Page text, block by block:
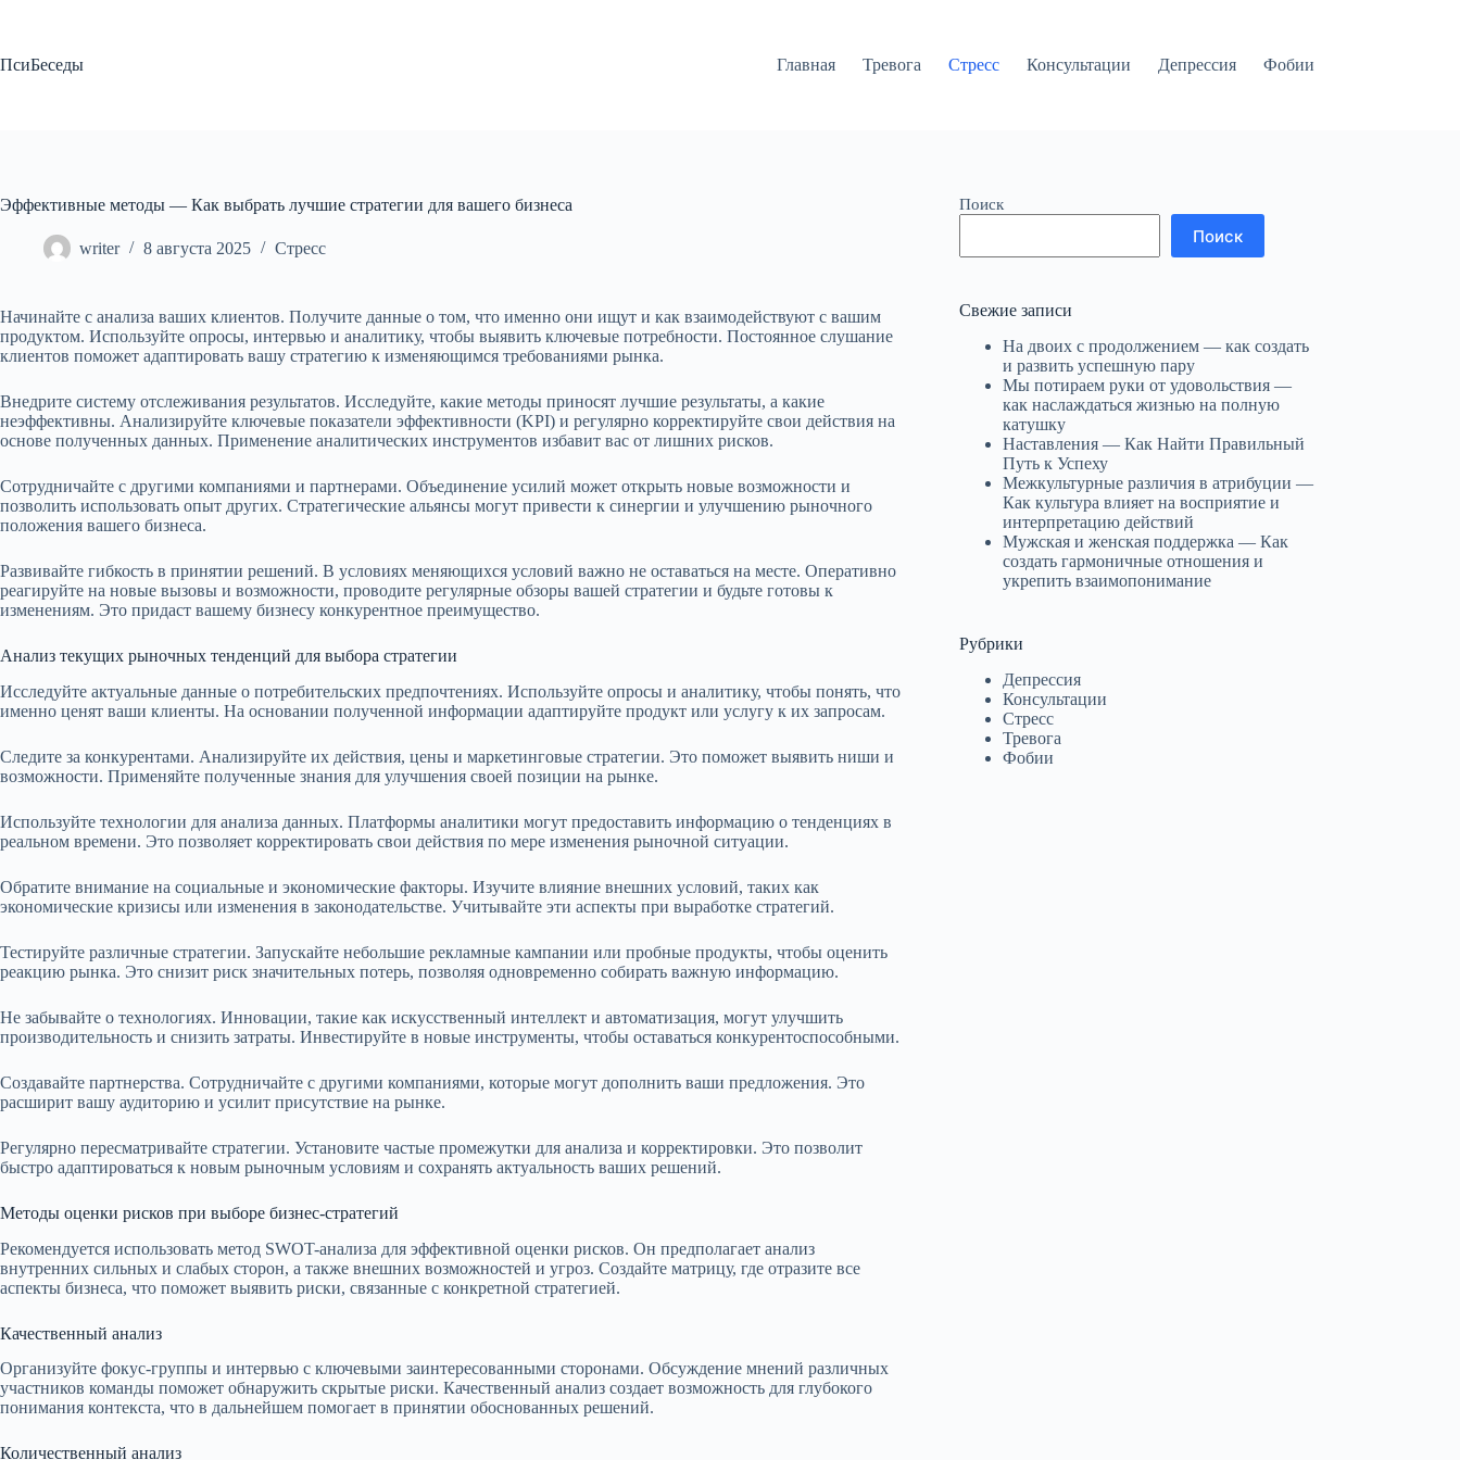
ПсиБеседы
Главная Тревога Стресс Консультации Депрессия Фобии
Эффективные методы — Как выбрать лучшие стратегии для вашего бизнеса
writer 8 августа 2025 Стресс
Начинайте с анализа ваших клиентов. Получите данные о том, что именно они ищут и как взаимодействуют с вашим
продуктом. Используйте опросы, интервью и аналитику, чтобы выявить ключевые потребности. Постоянное слушание
клиентов поможет адаптировать вашу стратегию к изменяющимся требованиями рынка.
Внедрите систему отслеживания результатов. Исследуйте, какие методы приносят лучшие результаты, а какие
неэффективны. Анализируйте ключевые показатели эффективности (KPI) и регулярно корректируйте свои действия на
основе полученных данных. Применение аналитических инструментов избавит вас от лишних рисков.
Сотрудничайте с другими компаниями и партнерами. Объединение усилий может открыть новые возможности и
позволить использовать опыт других. Стратегические альянсы могут привести к синергии и улучшению рыночного
положения вашего бизнеса.
Развивайте гибкость в принятии решений. В условиях меняющихся условий важно не оставаться на месте. Оперативно
реагируйте на новые вызовы и возможности, проводите регулярные обзоры вашей стратегии и будьте готовы к
изменениям. Это придаст вашему бизнесу конкурентное преимущество.
Анализ текущих рыночных тенденций для выбора стратегии
Исследуйте актуальные данные о потребительских предпочтениях. Используйте опросы и аналитику, чтобы понять, что
именно ценят ваши клиенты. На основании полученной информации адаптируйте продукт или услугу к их запросам.
Следите за конкурентами. Анализируйте их действия, цены и маркетинговые стратегии. Это поможет выявить ниши и
возможности. Применяйте полученные знания для улучшения своей позиции на рынке.
Используйте технологии для анализа данных. Платформы аналитики могут предоставить информацию о тенденциях в
реальном времени. Это позволяет корректировать свои действия по мере изменения рыночной ситуации.
Обратите внимание на социальные и экономические факторы. Изучите влияние внешних условий, таких как
экономические кризисы или изменения в законодательстве. Учитывайте эти аспекты при выработке стратегий.
Тестируйте различные стратегии. Запускайте небольшие рекламные кампании или пробные продукты, чтобы оценить
реакцию рынка. Это снизит риск значительных потерь, позволяя одновременно собирать важную информацию.
Не забывайте о технологиях. Инновации, такие как искусственный интеллект и автоматизация, могут улучшить
производительность и снизить затраты. Инвестируйте в новые инструменты, чтобы оставаться конкурентоспособными.
Создавайте партнерства. Сотрудничайте с другими компаниями, которые могут дополнить ваши предложения. Это
расширит вашу аудиторию и усилит присутствие на рынке.
Регулярно пересматривайте стратегии. Установите частые промежутки для анализа и корректировки. Это позволит
быстро адаптироваться к новым рыночным условиям и сохранять актуальность ваших решений.
Методы оценки рисков при выборе бизнес-стратегий
Рекомендуется использовать метод SWOT-анализа для эффективной оценки рисков. Он предполагает анализ
внутренних сильных и слабых сторон, а также внешних возможностей и угроз. Создайте матрицу, где отразите все
аспекты бизнеса, что поможет выявить риски, связанные с конкретной стратегией.
Качественный анализ
Организуйте фокус-группы и интервью с ключевыми заинтересованными сторонами. Обсуждение мнений различных
участников команды поможет обнаружить скрытые риски. Качественный анализ создает возможность для глубокого
понимания контекста, что в дальнейшем помогает в принятии обоснованных решений.
Количественный анализ
Поиск
Поиск
Свежие записи
На двоих с продолжением — как создать
и развить успешную пару
Мы потираем руки от удовольствия —
как наслаждаться жизнью на полную
катушку
Наставления — Как Найти Правильный
Путь к Успеху
Межкультурные различия в атрибуции —
Как культура влияет на восприятие и
интерпретацию действий
Мужская и женская поддержка — Как
создать гармоничные отношения и
укрепить взаимопонимание
Рубрики
Депрессия
Консультации
Стресс
Тревога
Фобии